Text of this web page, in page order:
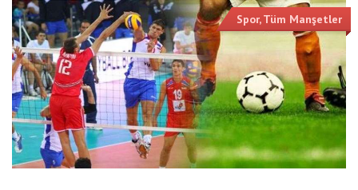
Spor,Tüm Manşetler